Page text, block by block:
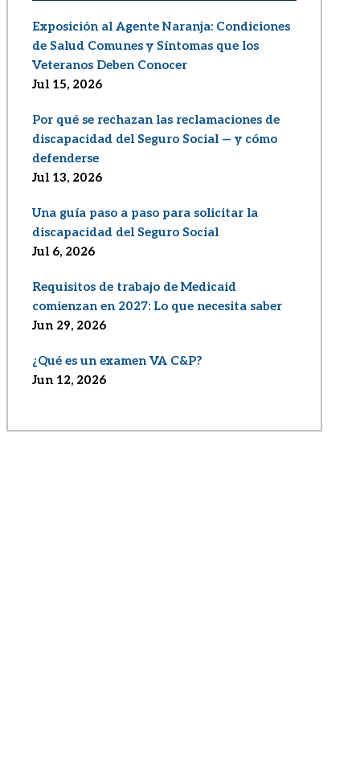
Exposición al Agente Naranja: Condiciones
de Salud Comunes y Síntomas que los
Veteranos Deben Conocer
Jul 15, 2026
Por qué se rechazan las reclamaciones de
discapacidad del Seguro Social — y cómo
defenderse
Jul 13, 2026
Una guía paso a paso para solicitar la
discapacidad del Seguro Social
Jul 6, 2026
Requisitos de trabajo de Medicaid
comienzan en 2027: Lo que necesita saber
Jun 29, 2026
¿Qué es un examen VA C&P?
Jun 12, 2026